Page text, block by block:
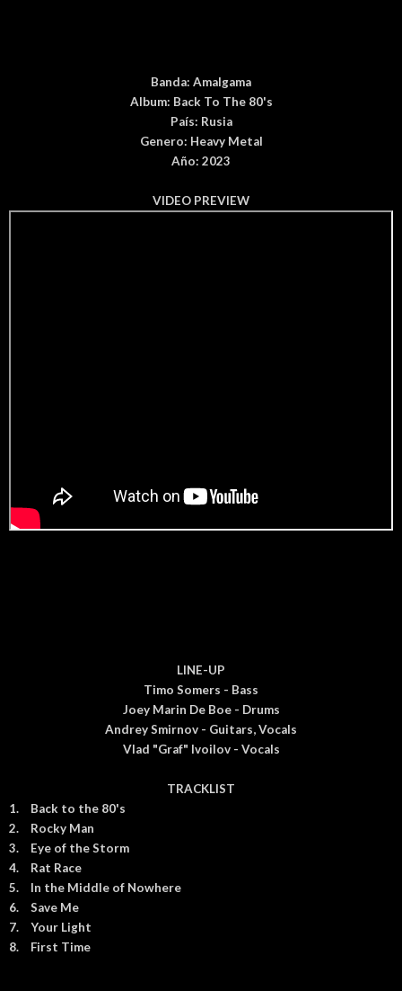
Banda: Amalgama
Album: Back To The 80's
País: Rusia
Genero: Heavy Metal
Año: 2023
VIDEO PREVIEW
LINE-UP
Timo Somers - Bass
Joey Marin De Boe - Drums
Andrey Smirnov - Guitars, Vocals
Vlad "Graf" Ivoilov - Vocals
TRACKLIST
1.
Back to the 80's
2.
Rocky Man
3.
Eye of the Storm
4.
Rat Race
5.
In the Middle of Nowhere
6.
Save Me
7.
Your Light
8.
First Time